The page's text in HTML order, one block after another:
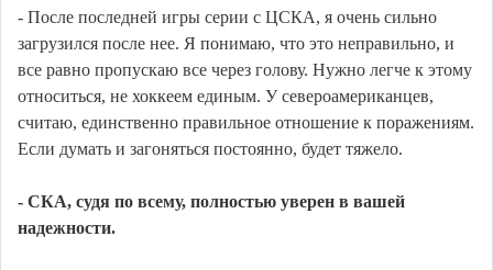
- После последней игры серии с ЦСКА, я очень сильно
загрузился после нее. Я понимаю, что это неправильно, и
все равно пропускаю все через голову. Нужно легче к этому
относиться, не хоккеем единым. У североамериканцев,
считаю, единственно правильное отношение к поражениям.
Если думать и загоняться постоянно, будет тяжело.
- СКА, судя по всему, полностью уверен в вашей
надежности.